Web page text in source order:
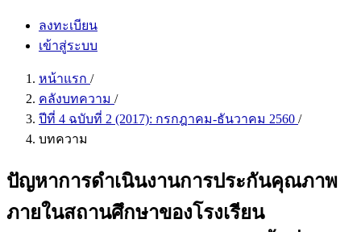
ลงทะเบียน
เข้าสู่ระบบ
หน้าแรก /
คลังบทความ /
ปีที่ 4 ฉบับที่ 2 (2017): กรกฎาคม-ธันวาคม 2560 /
บทความ
ปัญหาการดำเนินงานการประกันคุณภาพ
ภายในสถานศึกษาของโรงเรียน